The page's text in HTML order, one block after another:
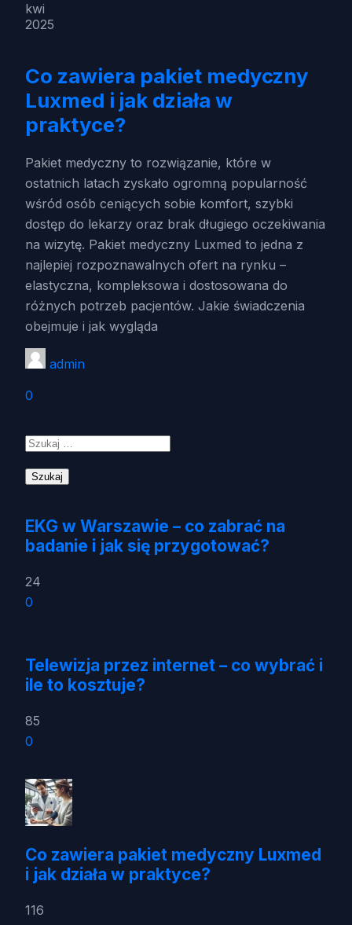
kwi
2025
Co zawiera pakiet medyczny
Luxmed i jak działa w
praktyce?
Pakiet medyczny to rozwiązanie, które w
ostatnich latach zyskało ogromną popularność
wśród osób ceniących sobie komfort, szybki
dostęp do lekarzy oraz brak długiego oczekiwania
na wizytę. Pakiet medyczny Luxmed to jedna z
najlepiej rozpoznawalnych ofert na rynku –
elastyczna, kompleksowa i dostosowana do
różnych potrzeb pacjentów. Jakie świadczenia
obejmuje i jak wygląda
admin
0
EKG w Warszawie – co zabrać na
badanie i jak się przygotować?
24
0
Telewizja przez internet – co wybrać i
ile to kosztuje?
85
0
Co zawiera pakiet medyczny Luxmed
i jak działa w praktyce?
116